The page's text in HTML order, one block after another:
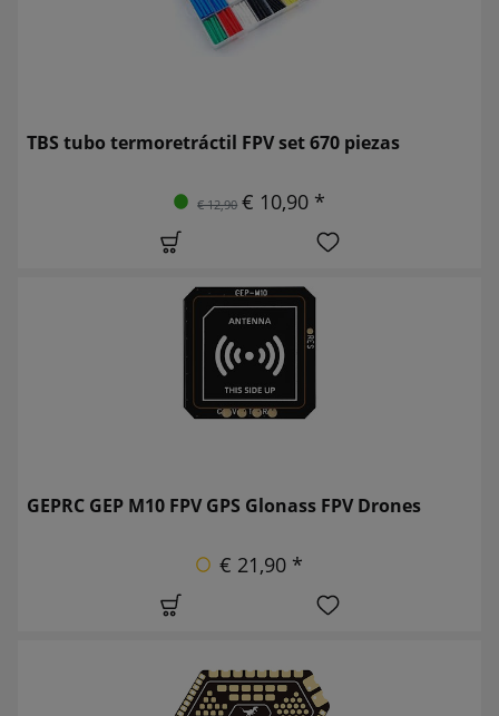
TBS tubo termoretráctil FPV set 670 piezas
€ 12,90 € 10,90 *
GEPRC GEP M10 FPV GPS Glonass FPV Drones
€ 21,90 *